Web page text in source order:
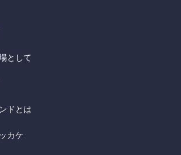
として
ドとは
カケ